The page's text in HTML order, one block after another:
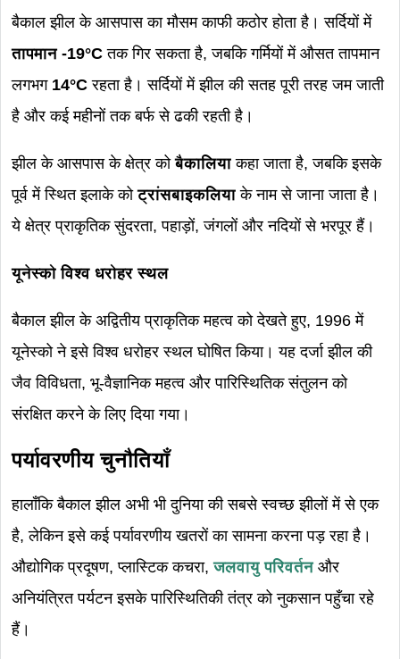
बैकाल झील के आसपास का मौसम काफी कठोर होता है। सर्दियों में
तापमान -19°C तक गिर सकता है, जबकि गर्मियों में औसत तापमान
लगभग 14°Cरहता है। सर्दियों में झील की सतह पूरी तरह जम जाती
है और कई महीनों तक बर्फ से ढकी रहती है।
झील के आसपास के क्षेत्र कोबैकालियाकहा जाता है, जबकि इसके
पूर्व में स्थित इलाके कोट्रांसबाइकलियाके नाम से जाना जाता है।
ये क्षेत्र प्राकृतिक सुंदरता, पहाड़ों, जंगलों और नदियों से भरपूर हैं।
यूनेस्को विश्व धरोहर स्थल
बैकाल झील के अद्वितीय प्राकृतिक महत्व को देखते हुए, 1996 में
यूनेस्को ने इसे विश्व धरोहर स्थल घोषित किया। यह दर्जा झील की
जैव विविधता, भू-वैज्ञानिक महत्व और पारिस्थितिक संतुलन को
संरक्षित करने के लिए दिया गया।
पर्यावरणीय चुनौतियाँ
हालाँकि बैकाल झील अभी भी दुनिया की सबसे स्वच्छ झीलों में से एक
है, लेकिन इसे कई पर्यावरणीय खतरों का सामना करना पड़ रहा है।
औद्योगिक प्रदूषण, प्लास्टिक कचरा,जलवायु परिवर्तनऔर
अनियंत्रित पर्यटन इसके पारिस्थितिकी तंत्र को नुकसान पहुँचा रहे
हैं।